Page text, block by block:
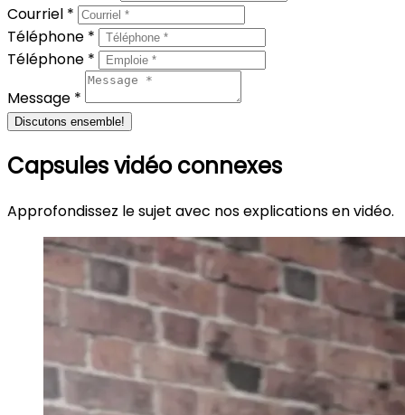
Courriel *
Téléphone *
Téléphone *
Message *
Discutons ensemble!
Capsules vidéo connexes
Approfondissez le sujet avec nos explications en vidéo.